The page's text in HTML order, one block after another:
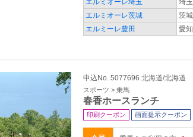
エルミオーレ埼玉
埼
エルミオーレ茨城
茨
エルミーレ豊田
愛
申込No. 5077696 北海道/北海道
スポーツ > 乗馬
春香ホースランチ
印刷クーポン 画面提示クーポン